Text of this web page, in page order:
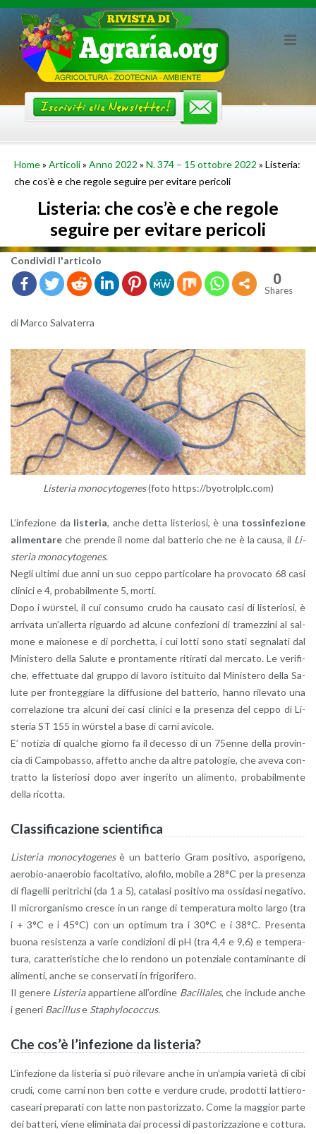
Skip
content
Home» Articoli» Anno 2022 » N. 374 – 15 ottobre 2022 » Listeria:
che cos’è e che regole seguire per evitare pericoli
Listeria: che cos’è e che regole
seguire per evitare pericoli
Con­di­vi­di l'ar­ti­co­lo
0
Shares
di Marco Sal­va­ter­ra
Li­ste­ria mo­no­cy­to­ge­nes(foto https://​byotrolplc.​com)
L’in­fe­zio­ne da li­ste­ria, anche detta li­ste­rio­si, è una tos­sin­fe­zio­ne
ali­men­ta­re che pren­de il nome dal bat­te­rio che ne è la causa, il Li­
ste­ria mo­no­cy­to­ge­nes.
Negli ul­ti­mi due anni un suo ceppo par­ti­co­la­re ha pro­vo­ca­to 68 casi
cli­ni­ci e 4, pro­ba­bil­men­te 5, morti.
Dopo i wϋrstel, il cui con­su­mo crudo ha cau­sa­to casi di li­ste­rio­si, è
ar­ri­va­ta un’al­ler­ta ri­guar­do ad al­cu­ne con­fe­zio­ni di tra­mez­zi­ni al sal­
mo­ne e ma­io­ne­se e di por­chet­ta, i cui lotti sono stati se­gna­la­ti dal
Mi­ni­ste­ro della Sa­lu­te e pron­ta­men­te ri­ti­ra­ti dal mer­ca­to. Le ve­ri­fi­
che, ef­fet­tua­te dal grup­po di la­vo­ro isti­tui­to dal Mi­ni­ste­ro della Sa­
lu­te per fron­teg­gia­re la dif­fu­sio­ne del bat­te­rio, hanno ri­le­va­to una
cor­re­la­zio­ne tra al­cu­ni dei casi cli­ni­ci e la pre­sen­za del ceppo di Li­
ste­ria ST 155 in wϋrstel a base di carni avi­co­le.
E’ no­ti­zia di qual­che gior­no fa il de­ces­so di un 75en­ne della pro­vin­
cia di Cam­po­bas­so, af­fet­to anche da altre pa­to­lo­gie, che aveva con­
trat­to la li­ste­rio­si dopo aver in­ge­ri­to un ali­men­to, pro­ba­bil­men­te
della ri­cot­ta.
Clas­si­fi­ca­zio­ne scien­ti­fi­ca
Li­ste­ria mo­no­cy­to­ge­nesè un bat­te­rio Gram po­si­ti­vo, aspo­ri­ge­no,
ae­ro­bio-anae­ro­bio fa­col­ta­ti­vo, alo­fi­lo, mo­bi­le a 28°C per la pre­sen­za
di fla­gel­li pe­ri­tri­chi (da 1 a 5), ca­ta­la­si po­si­ti­vo ma os­si­da­si ne­ga­ti­vo.
Il mi­cror­ga­ni­smo cre­sce in un range di tem­pe­ra­tu­ra molto largo (tra
i + 3°C e i 45°C) con un op­ti­mum tra i 30°C e i 38°C. Pre­sen­ta
buona re­si­sten­za a varie con­di­zio­ni di pH (tra 4,4 e 9,6) e tem­pe­ra­
tu­ra, ca­rat­te­ri­sti­che che lo ren­do­no un po­ten­zia­le con­ta­mi­nan­te di
ali­men­ti, anche se con­ser­va­ti in fri­go­ri­fe­ro.
Il ge­ne­re Li­ste­riaap­par­tie­ne al­l’or­di­ne Ba­cil­la­les, che in­clu­de anche
i ge­ne­ri Ba­cil­luse Sta­phy­lo­coc­cus.
Che cos’è l’in­fe­zio­ne da li­ste­ria?
L’in­fe­zio­ne da li­ste­ria si può ri­le­va­re anche in un’am­pia va­rie­tà di cibi
crudi, come carni non ben cotte e ver­du­re crude, pro­dot­ti lat­tie­ro-
ca­sea­ri pre­pa­ra­ti con latte non pa­sto­riz­za­to. Come la mag­gior parte
dei bat­te­ri, viene eli­mi­na­ta dai pro­ces­si di pa­sto­riz­za­zio­ne e cot­tu­ra.